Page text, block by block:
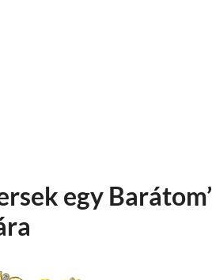
egy Barátom’